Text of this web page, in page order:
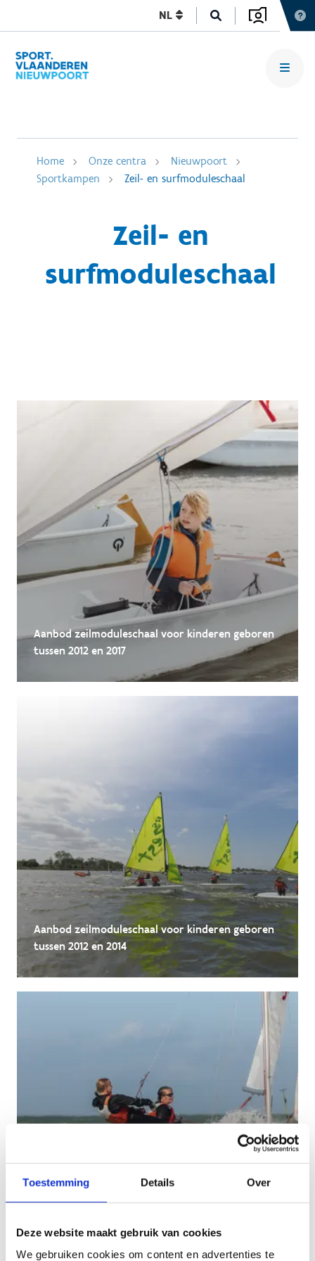
Toestemming Details Over
Deze website maakt gebruik van cookies
We gebruiken cookies om content en advertenties te
NL
Home Onze centra
Nieuwpoort
Sportkampen
Zeil- en surfmoduleschaal
Zeil- en
surfmoduleschaal
Aanbod zeilmoduleschaal voor kinderen geboren
tussen 2012 en 2017
Aanbod zeilmoduleschaal voor kinderen geboren
tussen 2012 en 2014